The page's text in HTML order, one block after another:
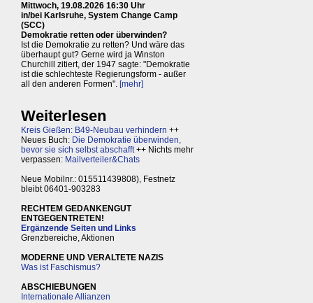
Mittwoch, 19.08.2026 16:30 Uhr
in/bei Karlsruhe, System Change Camp
(SCC)
Demokratie retten oder überwinden?
Ist die Demokratie zu retten? Und wäre das
überhaupt gut? Gerne wird ja Winston
Churchill zitiert, der 1947 sagte: "Demokratie
ist die schlechteste Regierungsform - außer
all den anderen Formen". [mehr]
Weiterlesen
Kreis Gießen: B49-Neubau verhindern ++
Neues Buch: Die Demokratie überwinden,
bevor sie sich selbst abschafft++ Nichts mehr
verpassen: Mailverteiler&Chats
Neue Mobilnr.: 015511439808), Festnetz
bleibt 06401-903283
RECHTEM GEDANKENGUT
ENTGEGENTRETEN!
Ergänzende Seiten und Links
Grenzbereiche, Aktionen
MODERNE UND VERALTETE NAZIS
Was ist Faschismus?
ABSCHIEBUNGEN
Internationale Allianzen